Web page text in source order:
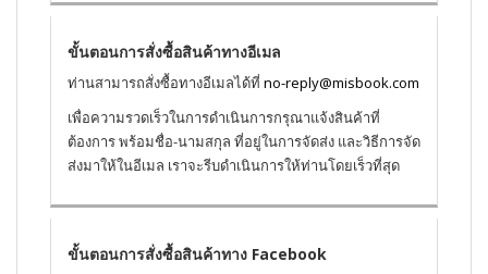
ขั้นตอนการสั่งซื้อสินค้าทางอีเมล
ท่านสามารถสั่งซื้อทางอีเมลได้ที่ no-reply@misbook.com
เพื่อความรวดเร็วในการดำเนินการกรุณาแจ้งสินค้าที่
ต้องการ พร้อมชื่อ-นามสกุล ที่อยู่ในการจัดส่ง และวิธีการจัด
ส่งมาให้ในอีเมล เราจะรีบดำเนินการให้ท่านโดยเร็วที่สุด
ขั้นตอนการสั่งซื้อสินค้าทาง Facebook